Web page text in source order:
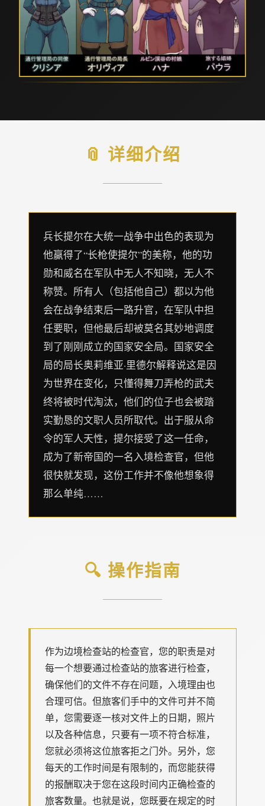
📎 详细介绍
兵长提尔在大统一战争中出色的表现为
他赢得了“长枪使提尔”的美称，他的功
勋和威名在军队中无人不知晓，无人不
称赞。所有人（包括他自己）都以为他
会在战争结束后一路升官，在军队中担
任要职，但他最后却被莫名其妙地调度
到了刚刚成立的国家安全局。国家安全
局的局长奥莉维亚·里德尔解释说这是因
为世界在变化，只懂得舞刀弄枪的武夫
终将被时代淘汰，他们的位子也会被踏
实勤恳的文职人员所取代。出于服从命
令的军人天性，提尔接受了这一任命，
成为了新帝国的一名入境检查官，但他
很快就发现，这份工作并不像他想象得
那么单纯……
🔍 操作指南
作为边境检查站的检查官，您的职责是对
每一个想要通过检查站的旅客进行检查，
确保他们的文件不存在问题，入境理由也
合理可信。但旅客们手中的文件可并不简
单，您需要逐一核对文件上的日期，照片
以及各种信息，只要有一项不符合标准，
您就必须将这位旅客拒之门外。另外，您
每天的工作时间是有限制的，而您能获得
的报酬取决于您在这段时间内正确检查的
旅客数量。也就是说，您既要在规定的时